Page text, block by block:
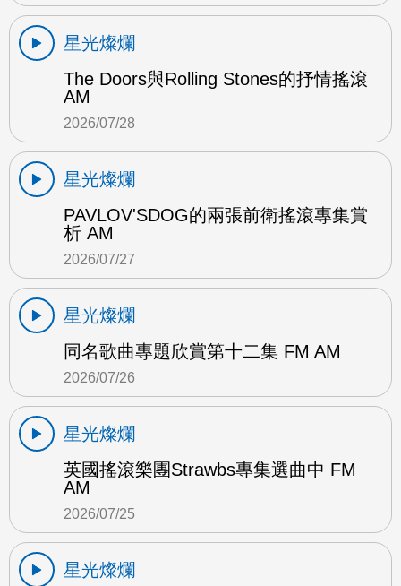
星光燦爛
The Doors與Rolling Stones的抒情搖滾
AM
2026/07/28
星光燦爛
PAVLOV'SDOG的兩張前衛搖滾專集賞
析 AM
2026/07/27
星光燦爛
同名歌曲專題欣賞第十二集 FM AM
2026/07/26
星光燦爛
英國搖滾樂團Strawbs專集選曲中 FM
AM
2026/07/25
星光燦爛